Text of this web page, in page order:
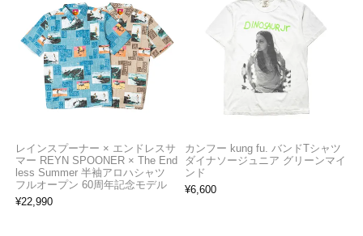
レインスプーナー × エンドレスサ
マー REYN SPOONER × The End
less Summer 半袖アロハシャツ
フルオープン 60周年記念モデル
¥22,990
カンフー kung fu. バンドTシャツ
ダイナソージュニア グリーンマイ
ンド
¥6,600